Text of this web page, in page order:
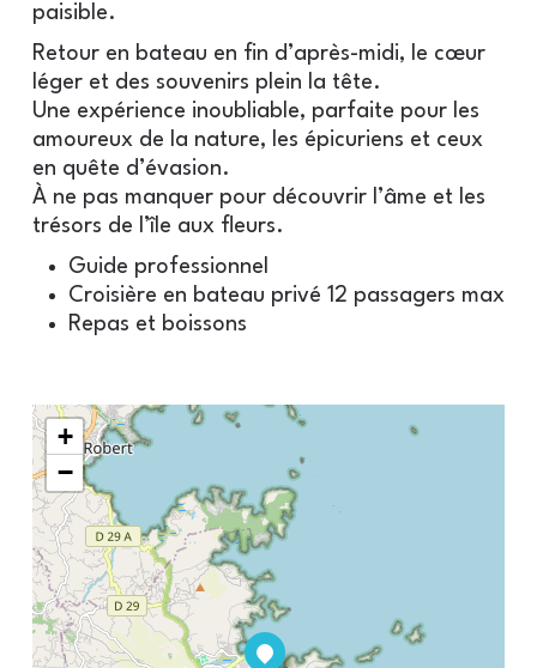
paisible.
Retour en bateau en fin d’après-midi, le cœur
léger et des souvenirs plein la tête.
Une expérience inoubliable, parfaite pour les
amoureux de la nature, les épicuriens et ceux
en quête d’évasion.
À ne pas manquer pour découvrir l’âme et les
trésors de l’île aux fleurs.
Guide professionnel
Croisière en bateau privé 12 passagers max
Repas et boissons
+
−